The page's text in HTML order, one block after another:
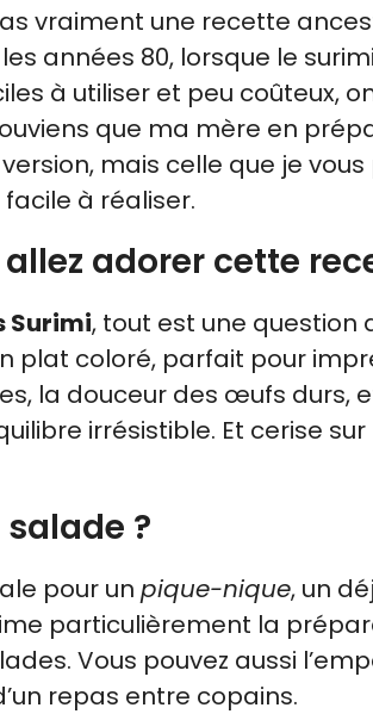
vraiment une recette
années 80, lorsque le
à utiliser et peu coûteux,
que ma mère en
mais celle que je
à réaliser.
adorer cette
Surimi, tout est une question
plat coloré, parfait pour
la douceur des œufs
irrésistible. Et cerise
?
pour un pique-nique, un
particulièrement la
Vous pouvez aussi
repas entre copains.